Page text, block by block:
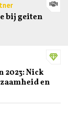
bij geiten
2023: Nick
en